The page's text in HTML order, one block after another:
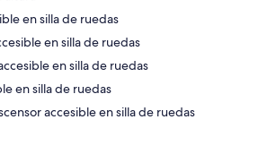
en silla de ruedas
en silla de ruedas
en silla de ruedas
en silla de ruedas
accesible en silla de ruedas